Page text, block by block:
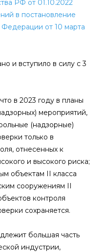
РФ от 01.10.2022
в постановление
от 10 марта
и вступило в силу с 3
в 2023 году в планы
мероприятий,
(надзорные)
только в
отнесенных к
и высокого риска;
объектам II класса
сооружениям II
контроля
сохраняется.
большая часть
индустрии,